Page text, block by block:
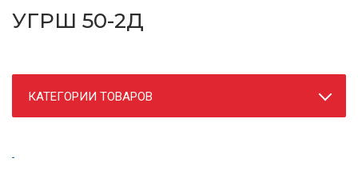
УГРШ 50-2Д
КАТЕГОРИИ ТОВАРОВ